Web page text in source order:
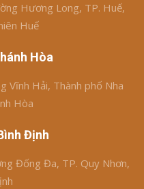
Hương Long, TP. Huế,
Huế
Hòa
Vĩnh Hải, Thành phố Nha
Hòa
Định
Đống Đa, TP. Quy Nhơn,